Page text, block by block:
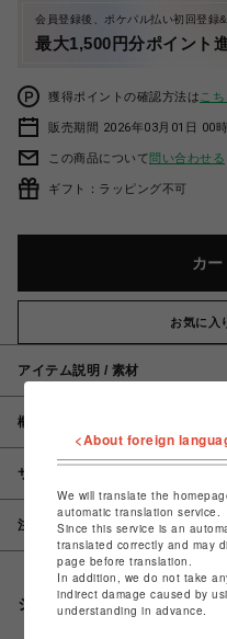
会員登録後、ポケパル払い初回登録
最大1,500円分ポイント
獲得ポイントの確認方法は こち
販売期間 2026年03月01日 00
この商品について問い合わせる
ギフト：ラッピング不可
カ
お気に入
アイテム説明 / 素材
概要
サイズ
注意事項
シェアする
<About foreign
We will translate the
automatic translation service.
Since this service is an
translated correctly and may
page before translation.
In addition, we do not take
indirect damage caused by
understanding in advance.